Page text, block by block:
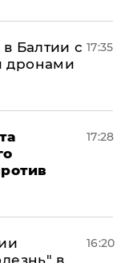
Балтии с
дронами
17:35
17:28
в
16:20